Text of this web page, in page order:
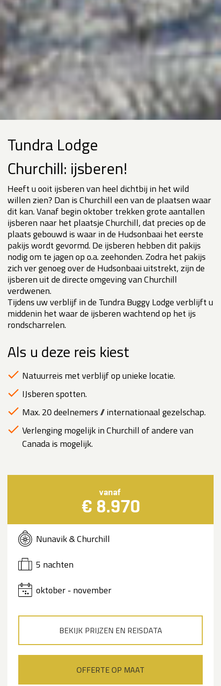
Tundra Lodge
Churchill: ijsberen!
Heeft u ooit ijsberen van heel dichtbij in het wild
willen zien? Dan is Churchill een van de plaatsen waar
dit kan. Vanaf begin oktober trekken grote aantallen
ijsberen naar het plaatsje Churchill, dat precies op de
plaats gebouwd is waar in de Hudsonbaai het eerste
pakijs wordt gevormd. De ijsberen hebben dit pakijs
nodig om te jagen op o.a. zeehonden. Zodra het pakijs
zich ver genoeg over de Hudsonbaai uitstrekt, zijn de
ijsberen uit de directe omgeving van Churchill
verdwenen.
Tijdens uw verblijf in de Tundra Buggy Lodge verblijft u
middenin het waar de ijsberen wachtend op het ijs
rondscharrelen.
Als u deze reis kiest
Natuurreis met verblijf op unieke locatie.
IJsberen spotten.
Max. 20 deelnemers // internationaal gezelschap.
Verlenging mogelijk in Churchill of andere van
Canada is mogelijk.
vanaf
€ 8.970
Nunavik & Churchill
5 nachten
oktober - november
BEKIJK PRIJZEN EN REISDATA
OFFERTE OP MAAT